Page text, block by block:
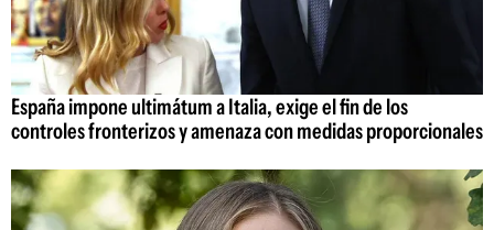
España impone ultimátum a Italia, exige el fin de los
controles fronterizos y amenaza con medidas proporcionales